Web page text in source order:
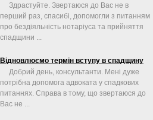
Здрастуйте. Звертаюся до Вас не в
перший раз, спасибі, допомогли з питанням
про бездіяльність нотаріуса та прийняття
спадщини ...
Відновлюємо термін вступу в спадщину
Добрий день, консультанти. Мені дуже
потрібна допомога адвоката у спадкових
питаннях. Справа в тому, що звертаюся до
Вас не ...